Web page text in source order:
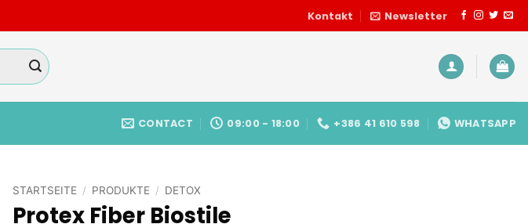
Kontakt Newsletter
CONTACT 09:00 - 18:00 +386 41 610 598 WHATSAPP
STARTSEITE / PRODUKTE / DETOX
Protex Fiber Biostile